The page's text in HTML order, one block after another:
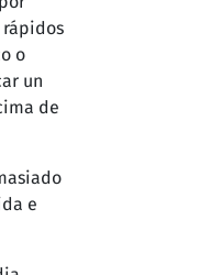
o
un
de
e